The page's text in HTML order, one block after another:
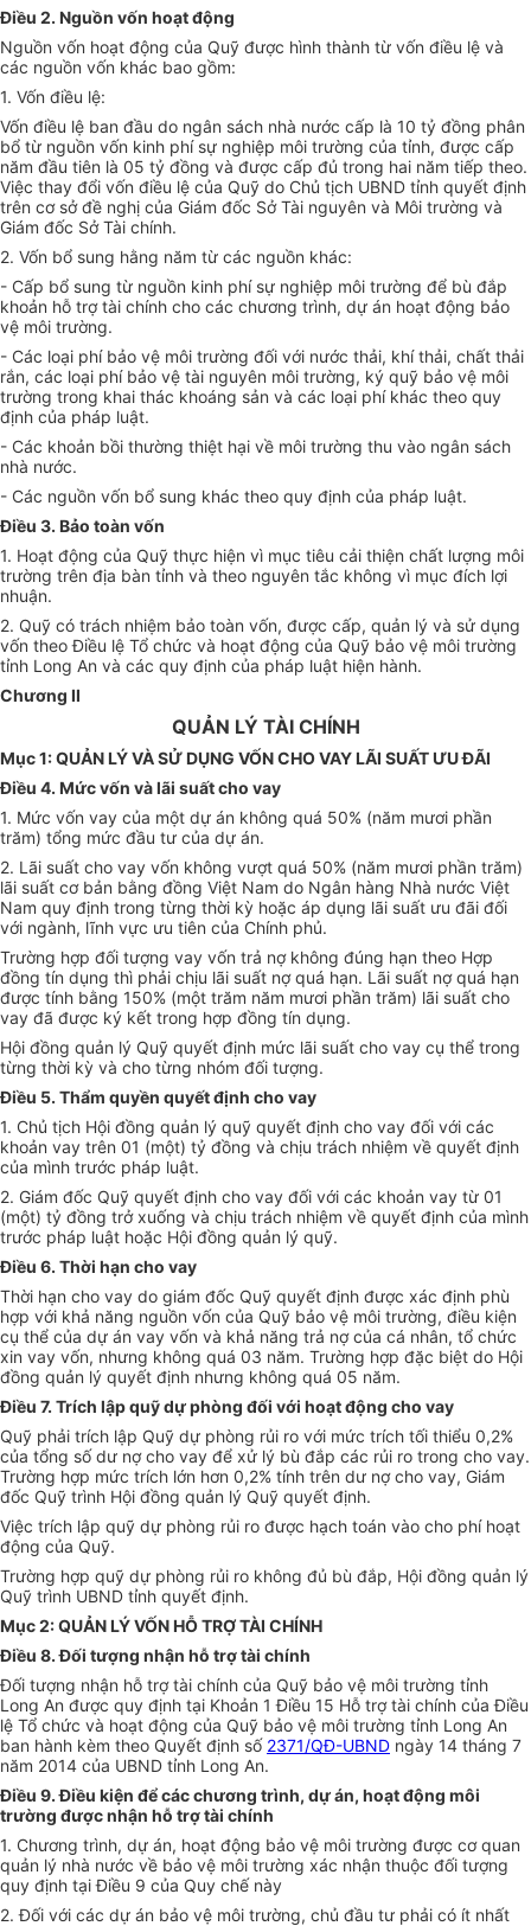
Điều 2. Nguồn vốn hoạt động
Nguồn vốn hoạt động của Quỹ được hình thành từ vốn điều lệ và
các nguồn vốn khác bao gồm:
1. Vốn điều lệ:
Vốn điều lệ ban đầu do ngân sách nhà nước cấp là 10 tỷ đồng phân
bổ từ nguồn vốn kinh phí sự nghiệp môi trường của tỉnh, được cấp
năm đầu tiên là 05 tỷ đồng và được cấp đủ trong hai năm tiếp theo.
Việc thay đổi vốn điều lệ của Quỹ do Chủ tịch UBND tỉnh quyết định
trên cơ sở đề nghị của Giám đốc Sở Tài nguyên và Môi trường và
Giám đốc Sở Tài chính.
2. Vốn bổ sung hằng năm từ các nguồn khác:
- Cấp bổ sung từ nguồn kinh phí sự nghiệp môi trường để bù đắp
khoản hỗ trợ tài chính cho các chương trình, dự án hoạt động bảo
vệ môi trường.
- Các loại phí bảo vệ môi trường đối với nước thải, khí thải, chất thải
rắn, các loại phí bảo vệ tài nguyên môi trường, ký quỹ bảo vệ môi
trường trong khai thác khoáng sản và các loại phí khác theo quy
định của pháp luật.
- Các khoản bồi thường thiệt hại về môi trường thu vào ngân sách
nhà nước.
- Các nguồn vốn bổ sung khác theo quy định của pháp luật.
Điều 3. Bảo toàn vốn
1. Hoạt động của Quỹ thực hiện vì mục tiêu cải thiện chất lượng môi
trường trên địa bàn tỉnh và theo nguyên tắc không vì mục đích lợi
nhuận.
2. Quỹ có trách nhiệm bảo toàn vốn, được cấp, quản lý và sử dụng
vốn theo Điều lệ Tổ chức và hoạt động của Quỹ bảo vệ môi trường
tỉnh Long An và các quy định của pháp luật hiện hành.
Chương II
QUẢN LÝ TÀI CHÍNH
Mục 1: QUẢN LÝ VÀ SỬ DỤNG VỐN CHO VAY LÃI SUẤT ƯU ĐÃI
Điều 4. Mức vốn và lãi suất cho vay
1. Mức vốn vay của một dự án không quá 50% (năm mươi phần
trăm) tổng mức đầu tư của dự án.
2. Lãi suất cho vay vốn không vượt quá 50% (năm mươi phần trăm)
lãi suất cơ bản bằng đồng Việt Nam do Ngân hàng Nhà nước Việt
Nam quy định trong từng thời kỳ hoặc áp dụng lãi suất ưu đãi đối
với ngành, lĩnh vực ưu tiên của Chính phủ.
Trường hợp đối tượng vay vốn trả nợ không đúng hạn theo Hợp
đồng tín dụng thì phải chịu lãi suất nợ quá hạn. Lãi suất nợ quá hạn
được tính bằng 150% (một trăm năm mươi phần trăm) lãi suất cho
vay đã được ký kết trong hợp đồng tín dụng.
Hội đồng quản lý Quỹ quyết định mức lãi suất cho vay cụ thể trong
từng thời kỳ và cho từng nhóm đối tượng.
Điều 5. Thẩm quyền quyết định cho vay
1. Chủ tịch Hội đồng quản lý quỹ quyết định cho vay đối với các
khoản vay trên 01 (một) tỷ đồng và chịu trách nhiệm về quyết định
của mình trước pháp luật.
2. Giám đốc Quỹ quyết định cho vay đối với các khoản vay từ 01
(một) tỷ đồng trở xuống và chịu trách nhiệm về quyết định của mình
trước pháp luật hoặc Hội đồng quản lý quỹ.
Điều 6. Thời hạn cho vay
Thời hạn cho vay do giám đốc Quỹ quyết định được xác định phù
hợp với khả năng nguồn vốn của Quỹ bảo vệ môi trường, điều kiện
cụ thể của dự án vay vốn và khả năng trả nợ của cá nhân, tổ chức
xin vay vốn, nhưng không quá 03 năm. Trường hợp đặc biệt do Hội
đồng quản lý quyết định nhưng không quá 05 năm.
Điều 7. Trích lập quỹ dự phòng đối với hoạt động cho vay
Quỹ phải trích lập Quỹ dự phòng rủi ro với mức trích tối thiểu 0,2%
của tổng số dư nợ cho vay để xử lý bù đắp các rủi ro trong cho vay.
Trường hợp mức trích lớn hơn 0,2% tính trên dư nợ cho vay, Giám
đốc Quỹ trình Hội đồng quản lý Quỹ quyết định.
Việc trích lập quỹ dự phòng rủi ro được hạch toán vào cho phí hoạt
động của Quỹ.
Trường hợp quỹ dự phòng rủi ro không đủ bù đắp, Hội đồng quản lý
Quỹ trình UBND tỉnh quyết định.
Mục 2: QUẢN LÝ VỐN HỖ TRỢ TÀI CHÍNH
Điều 8. Đối tượng nhận hỗ trợ tài chính
Đối tượng nhận hỗ trợ tài chính của Quỹ bảo vệ môi trường tỉnh
Long An được quy định tại Khoản 1 Điều 15 Hỗ trợ tài chính của Điều
lệ Tổ chức và hoạt động của Quỹ bảo vệ môi trường tỉnh Long An
ban hành kèm theo Quyết định số 2371/QĐ-UBND ngày 14 tháng 7
năm 2014 của UBND tỉnh Long An.
Điều 9. Điều kiện để các chương trình, dự án, hoạt động môi
trường được nhận hỗ trợ tài chính
1. Chương trình, dự án, hoạt động bảo vệ môi trường được cơ quan
quản lý nhà nước về bảo vệ môi trường xác nhận thuộc đối tượng
quy định tại Điều 9 của Quy chế này
2. Đối với các dự án bảo vệ môi trường, chủ đầu tư phải có ít nhất